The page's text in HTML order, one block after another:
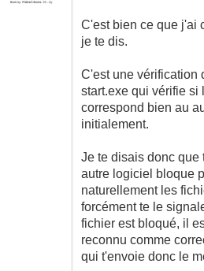
C'est bien ce que j'ai
je te dis.
C'est une vérification
start.exe qui vérifie si
correspond bien au
initialement.
Je te disais donc que
autre logiciel bloque
naturellement les
forcément te le
fichier est bloqué, il
reconnu comme
qui t'envoie donc le